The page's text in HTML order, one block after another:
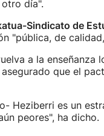
día".
Sindicato de
"pública, de
a la enseñanza
que el
Heziberri es un
peores", ha dicho.